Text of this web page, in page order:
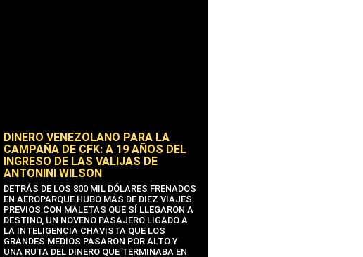
DINERO VENEZOLANO PARA LA
CAMPAÑA DE CFK: A 19 AÑOS DEL
INGRESO DE LAS VALIJAS DE
ANTONINI WILSON
DETRÁS DE LOS 800 MIL DÓLARES FRENADOS
EN AEROPARQUE HUBO MÁS DE DIEZ VIAJES
PREVIOS CON MALETAS QUE SÍ LLEGARON A
DESTINO, UN NOVENO PASAJERO LIGADO A
LA INTELIGENCIA CHAVISTA QUE LOS
GRANDES MEDIOS PASARON POR ALTO Y
UNA RUTA DEL DINERO QUE TERMINABA EN